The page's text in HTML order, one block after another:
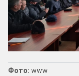
Фото: www